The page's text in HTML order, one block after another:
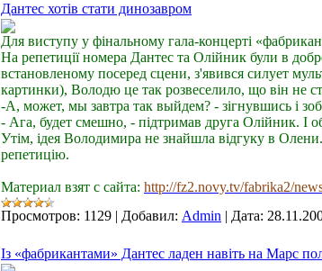
Дантес хотів стати динозавром
Для виступу у фінальному гала-концерті
На репетиції номера Дантес та Олійник були в
встановленому посеред сцени, з'явився силует
картинки), Володю це так розвеселило, що він не
-А, может, мы завтра так выйдем? - зігнувшись і
- Ага, будет смешно, - підтримав друга Олійник. І
Утім, ідея Володимира не знайшла відгуку в
репетицію.
Материал взят с сайта: http://fz2.novy.tv/fabrika2/
Просмотров: 1129 | Добавил: Admin | Дата:
Із «фабрикантами» Дантес ладен навіть на Марс